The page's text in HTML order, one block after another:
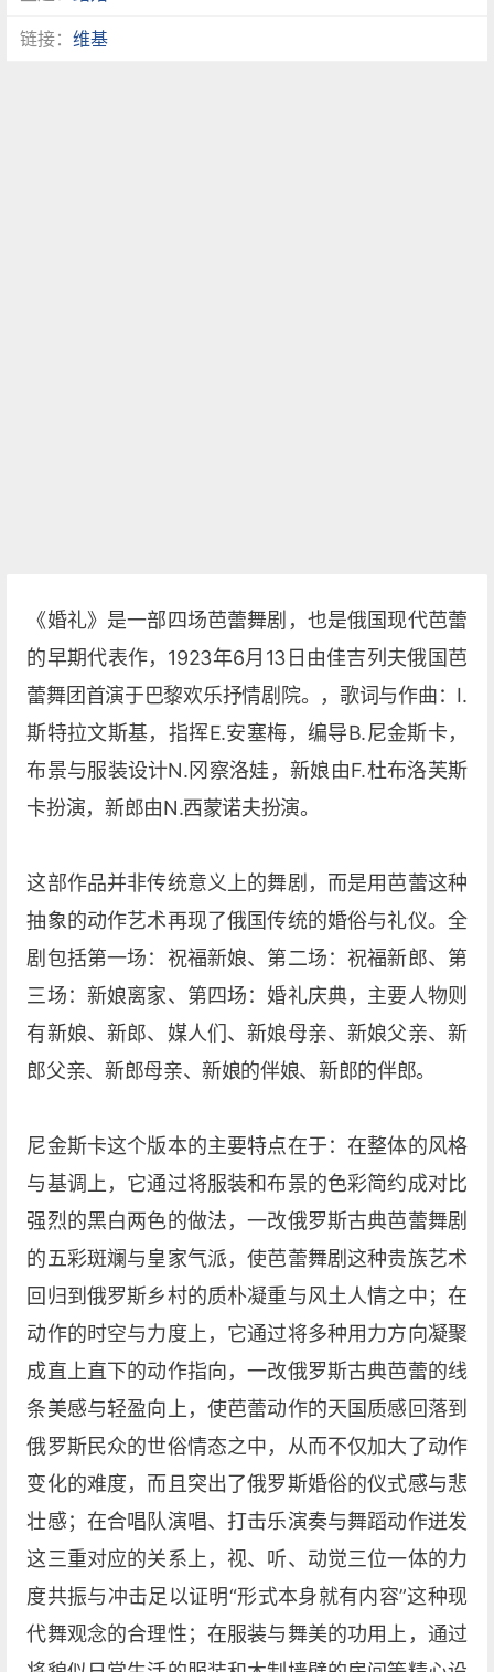
链接：维基
《婚礼》是一部四场芭蕾舞剧，也是俄国现代芭蕾
的早期代表作，1923年6月13日由佳吉列夫俄国芭
蕾舞团首演于巴黎欢乐抒情剧院。，歌词与作曲：I.
斯特拉文斯基，指挥E.安塞梅，编导B.尼金斯卡，
布景与服装设计N.冈察洛娃，新娘由F.杜布洛芙斯
卡扮演，新郎由N.西蒙诺夫扮演。
这部作品并非传统意义上的舞剧，而是用芭蕾这种
抽象的动作艺术再现了俄国传统的婚俗与礼仪。全
剧包括第一场：祝福新娘、第二场：祝福新郎、第
三场：新娘离家、第四场：婚礼庆典，主要人物则
有新娘、新郎、媒人们、新娘母亲、新娘父亲、新
郎父亲、新郎母亲、新娘的伴娘、新郎的伴郎。
尼金斯卡这个版本的主要特点在于：在整体的风格
与基调上，它通过将服装和布景的色彩简约成对比
强烈的黑白两色的做法，一改俄罗斯古典芭蕾舞剧
的五彩斑斓与皇家气派，使芭蕾舞剧这种贵族艺术
回归到俄罗斯乡村的质朴凝重与风土人情之中；在
动作的时空与力度上，它通过将多种用力方向凝聚
成直上直下的动作指向，一改俄罗斯古典芭蕾的线
条美感与轻盈向上，使芭蕾动作的天国质感回落到
俄罗斯民众的世俗情态之中，从而不仅加大了动作
变化的难度，而且突出了俄罗斯婚俗的仪式感与悲
壮感；在合唱队演唱、打击乐演奏与舞蹈动作迸发
这三重对应的关系上，视、听、动觉三位一体的力
度共振与冲击足以证明“形式本身就有内容”这种现
代舞观念的合理性；在服装与舞美的功用上，通过